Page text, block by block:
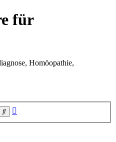
für
Homöopathie,
Suche